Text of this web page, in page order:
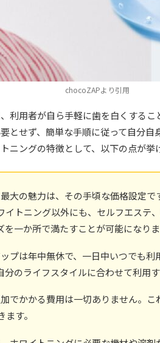
chocoZAPより引用
利用者が自ら手軽に歯を白くする
とせず、簡単な手順に従って自分自
ニングの特徴として、以下の点が挙
大の魅力は、その手頃な価格設定
イトニング以外にも、セルフエステ
一か所で満たすことが可能になりま
プは年中無休で、一日中いつでも
のライフスタイルに合わせて利用す
でかかる費用は一切ありません。
す。